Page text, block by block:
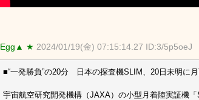
Egg▲ ★ 2024/01/19(金) 07:15:14.27 ID:3/5p5oeJ
■“一発勝負”の20分 日本の探査機SLIM、20日未明に
宇宙航空研究開発機構（JAXA）の小型月着陸実証機